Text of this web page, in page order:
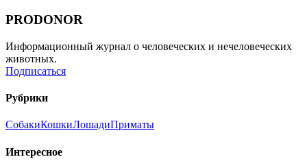
PRODONOR
Информационный журнал о человеческих и нечеловеческих
животных.
Подписаться
Рубрики
СобакиКошкиЛошадиПриматы
Интересное